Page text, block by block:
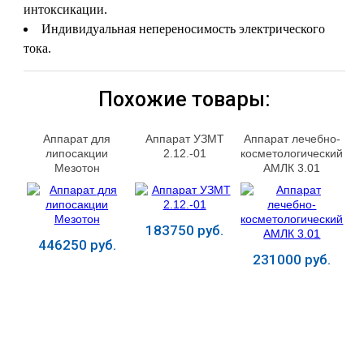
интоксикации.
Индивидуальная непереносимость электрического
тока.
Похожие товары:
Аппарат для
липосакции
Мезотон
446250 руб.
Аппарат УЗМТ
2.12.-01
183750 руб.
Аппарат лечебно-
косметологический
АМЛК 3.01
231000 руб.